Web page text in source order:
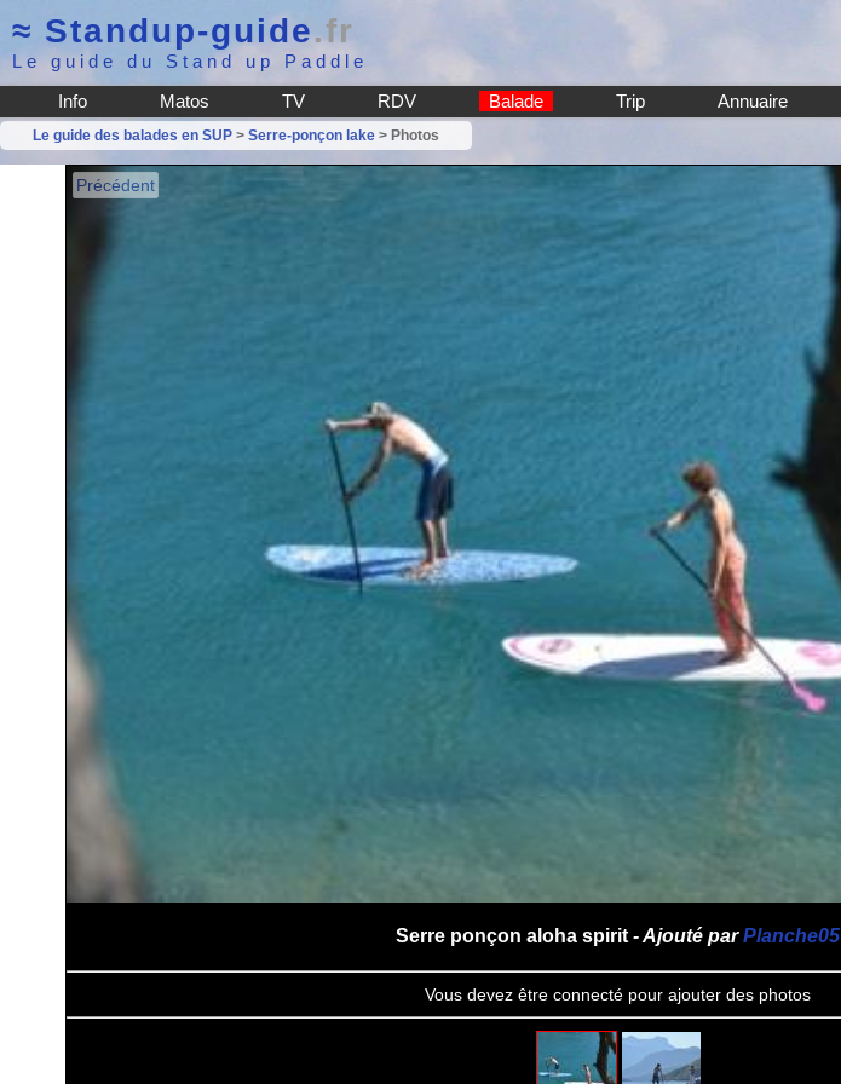
≈ Standup-guide.fr
Le guide du Stand up Paddle
Info Matos TV RDV Balade Trip Annuaire
Le guide des balades en SUP> Serre-ponçon lake> Photos
Précédent
Serre ponçon aloha spirit- Ajouté parPlanche05
Vous devez être connecté pour ajouter des photos